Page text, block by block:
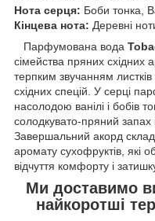
Нота серця: Боби тонка,
Кінцева нота: Деревні
Парфумована вода
сімейства пряних східних
терпким звучанням
східних спецій. У серці
насолодою ванілі і бобів
солодкувато-пряний запах
Завершальний акорд
аромату сухофруктів, які
відчуття комфорту і
Ми доставимо
найкоротші